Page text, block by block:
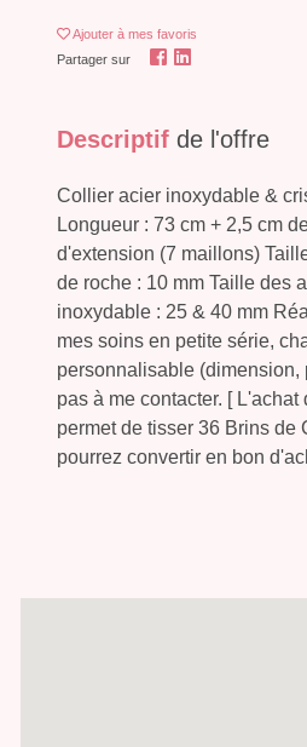
Ajouter à mes favoris
Partager sur
Descriptif de l'offre
Collier acier inoxydable &
Longueur : 73 cm + 2,5 cm
d'extension (7 maillons)
de roche : 10 mm Taille des
inoxydable : 25 & 40 mm
mes soins en petite série,
personnalisable (dimension,
pas à me contacter. [ L'achat
permet de tisser 36 Brins de
pourrez convertir en bon